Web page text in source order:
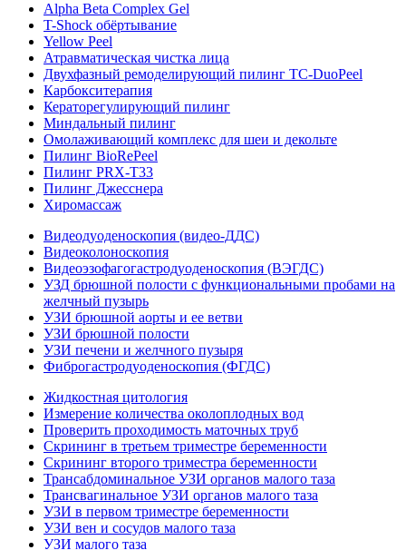
Alpha Beta Complex Gel
T-Shock обёртывание
Yellow Peel
Атравматическая чистка лица
Двухфазный ремоделирующий пилинг TC-DuoPeel
Карбокситерапия
Кераторегулирующий пилинг
Миндальный пилинг
Омолаживающий комплекс для шеи и декольте
Пилинг BioRePeel
Пилинг PRX-T33
Пилинг Джесснера
Хиромассаж
Видеодуоденоскопия (видео-ДДС)
Видеоколоноскопия
Видеоэзофагогастродуоденоскопия (ВЭГДС)
УЗД брюшной полости с функциональными пробами на
желчный пузырь
УЗИ брюшной аорты и ее ветви
УЗИ брюшной полости
УЗИ печени и желчного пузыря
Фиброгастродуоденоскопия (ФГДС)
Жидкостная цитология
Измерение количества околоплодных вод
Проверить проходимость маточных труб
Скрининг в третьем триместре беременности
Скрининг второго триместра беременности
Трансабдоминальное УЗИ органов малого таза
Трансвагинальное УЗИ органов малого таза
УЗИ в первом триместре беременности
УЗИ вен и сосудов малого таза
УЗИ малого таза